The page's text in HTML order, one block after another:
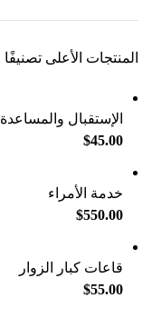
المنتجات الأعلى تصنيفًا
الإستقبال والمساعدة
$45.00
خدمة الأمراء
$550.00
قاعات كبار الزوار
$55.00